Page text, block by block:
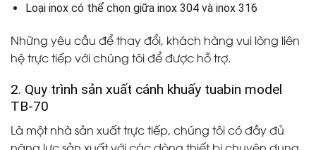
Loại inox có thể chọn giữa inox 304 và inox 316
Những yêu cầu để thay đổi, khách hàng vui lòng liên
hệ trực tiếp với chúng tôi để được hỗ trợ.
2. Quy trình sản xuất cánh khuấy tuabin model
TB-70
Là một nhà sản xuất trực tiếp, chúng tôi có đầy đủ